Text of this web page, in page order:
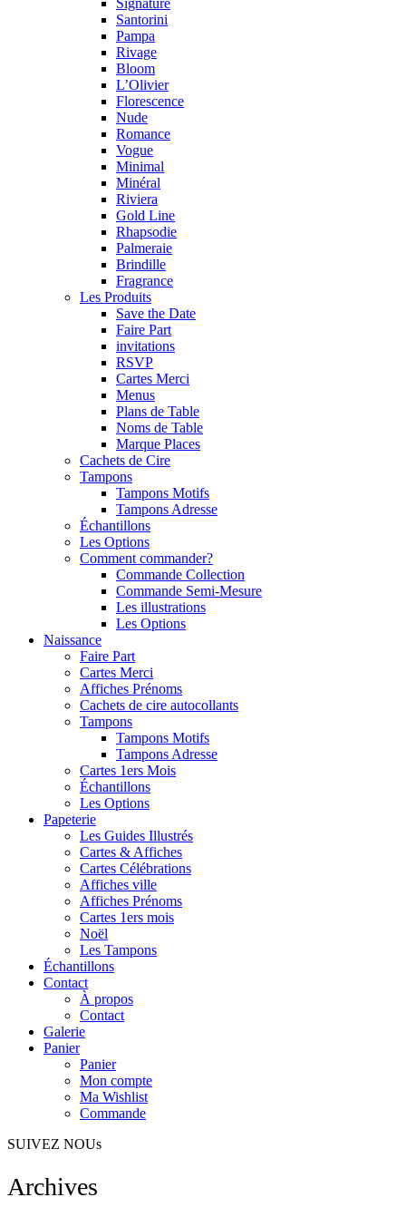
Signature
Santorini
Pampa
Rivage
Bloom
L’Olivier
Florescence
Nude
Romance
Vogue
Minimal
Minéral
Riviera
Gold Line
Rhapsodie
Palmeraie
Brindille
Fragrance
Les Produits
Save the Date
Faire Part
invitations
RSVP
Cartes Merci
Menus
Plans de Table
Noms de Table
Marque Places
Cachets de Cire
Tampons
Tampons Motifs
Tampons Adresse
Échantillons
Les Options
Comment commander?
Commande Collection
Commande Semi-Mesure
Les illustrations
Les Options
Naissance
Faire Part
Cartes Merci
Affiches Prénoms
Cachets de cire autocollants
Tampons
Tampons Motifs
Tampons Adresse
Cartes 1ers Mois
Échantillons
Les Options
Papeterie
Les Guides Illustrés
Cartes & Affiches
Cartes Célébrations
Affiches ville
Affiches Prénoms
Cartes 1ers mois
Noël
Les Tampons
Échantillons
Contact
À propos
Contact
Galerie
Panier
Panier
Mon compte
Ma Wishlist
Commande
SUIVEZ NOUs
Archives